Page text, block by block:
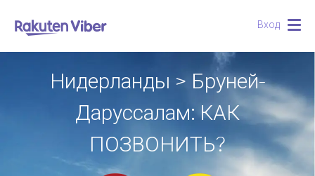
Вход
Нидерланды > Бруней-
Даруссалам: КАК
ПОЗВОНИТЬ?